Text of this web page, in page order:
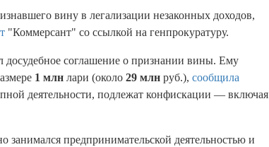
вину в легализации незаконных доходов,
"Коммерсант" со ссылкой на генпрокуратуру.
соглашение о признании вины. Ему
1 млн лари (около 29 млн руб.), сообщила
деятельности, подлежат конфискации — включая
предпринимательской деятельностью и